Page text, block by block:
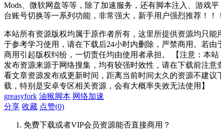
Mods、微软网盘等等，除了加速服务，还有脚本注入、游戏平
台账号切换等一系列功能，非常强大，新手用户强烈推荐！！
本站所有资源版权均属于原作者所有，这里所提供资源均只能
于参考学习使用，请在下载后24小时内删除，严禁商用。若由
商用引起版权纠纷，一切责任均由使用者承担。 【注意：本站
发布资源来源于网络搜集，均有较强时效性，请在下载前注意
看文章资源发布或更新时间，距离当前时间太久的资源不建议
载，特别是安卓专区相关资源，会有大概率失效无法使用】
greasyfork 油猴脚本 网络加速
分享 收藏 点赞(0)
免费下载或者VIP会员资源能否直接商用？